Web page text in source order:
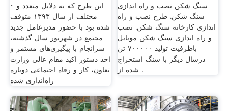
· این طرح که به دلایل متعدد و
مختلف از سال ۱۳۹۳ متوقف
شده بود با حضور مدیرعامل جدید
مجتمع در شهریور سال گذشته،
سرانجام با پیگیری‌های مستمر و
اخذ دستور اکید مقام عالی وزارت
تعاون، کار و رفاه اجتماعی دوباره
راه‌اندازی شده
سنگ شکن نصب و راه اندازی
سنگ شکن. طرح نصب و راه
اندازی کارخانه سنگ شکن. نصب
و راه اندازی سنگ شکن موبایل
باظرفیت تولید ۷۰۰۰۰۰ تن
درسال دیگر با سنگ استخراج
شده از .